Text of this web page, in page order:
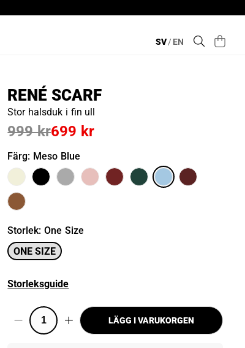
SV/EN
RENÉ SCARF
Stor halsduk i fin ull
699 kr
999 kr
Färg: Meso Blue
Storlek:One Size
ONE SIZE
Storleksguide
LÄGG I VARUKORGEN